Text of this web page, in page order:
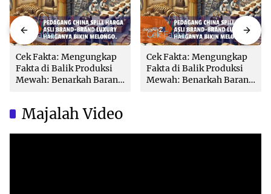
Cek Fakta
Cek Fakta: Mengungkap
Fakta di Balik Produksi
Mewah: Benarkah Barang
Cek Fakta
Cek Fakta: Mengungkap
Fakta di Balik Produksi
Mewah: Benarkah Barang
Majalah Video